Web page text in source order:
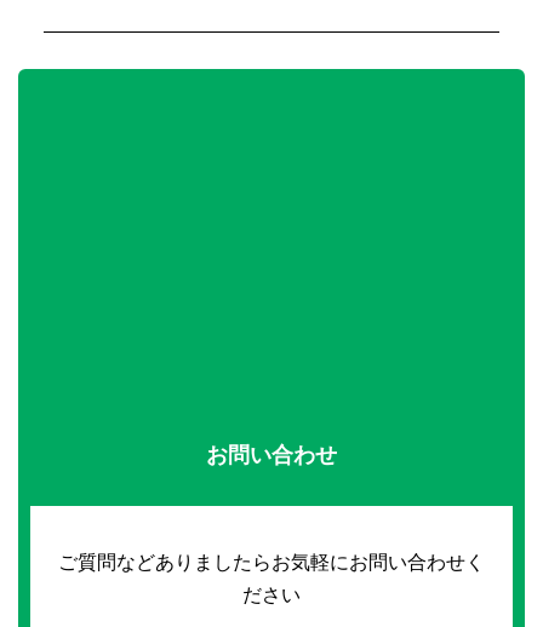
お問い合わせ
ご質問などありましたらお気軽にお問い合わせく
ださい